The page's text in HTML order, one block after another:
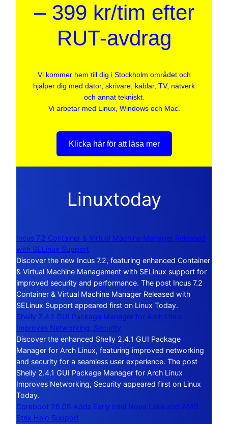
– 399 kr/tim efter
RUT-avdrag
Vi kommer hem till dig i Stockholm området och
hjälper dig med dator, skrivare, kablar, TV, nätverk
och annat tekniskt.
Vi arbetar med Linux, Windows och Mac.
Klicka här för att läsa mer
Linuxtoday
Incus 7.2 Container & Virtual Machine Manager Released
with SELinux Support
Discover the new Incus 7.2, featuring enhanced Container
& Virtual Machine Management with SELinux support for
improved security and performance. The post Incus 7.2
Container & Virtual Machine Manager Released with
SELinux Support appeared first on Linux Today.
Shelly 2.4.1 GUI Package Manager for Arch Linux
Improves Networking, Security
Discover the enhanced Shelly 2.4.1 GUI Package
Manager for Arch Linux, featuring improved networking
and security for a seamless user experience. The post
Shelly 2.4.1 GUI Package Manager for Arch Linux
Improves Networking, Security appeared first on Linux
Today.
Coreboot 26.06 Adds Early Intel Nova Lake and AMD
Strix Halo Support